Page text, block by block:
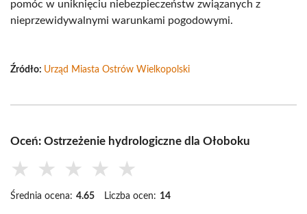
pomóc w uniknięciu niebezpieczeństw związanych z
nieprzewidywalnymi warunkami pogodowymi.
Źródło: Urząd Miasta Ostrów Wielkopolski
Oceń: Ostrzeżenie hydrologiczne dla Ołoboku
★ ★ ★ ★ ★
Średnia ocena: 4.65 Liczba ocen: 14